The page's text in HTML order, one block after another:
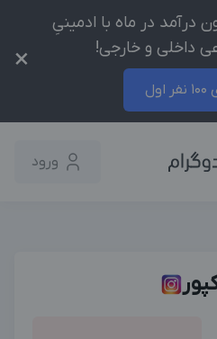
+25 میلیون درآمد در ماه با ادمینیِ
داخلی و خارجی!
×
ورود